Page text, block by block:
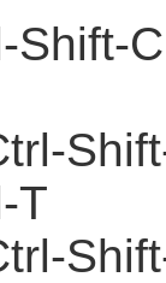
Shift-C
T